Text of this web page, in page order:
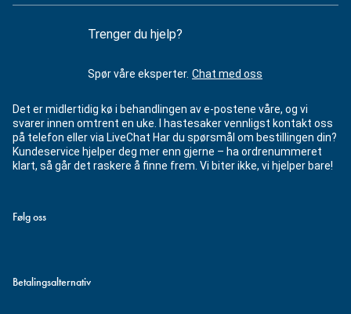
Trenger du hjelp?
Spør våre eksperter. Chat med oss
Det er midlertidig kø i behandlingen av e-postene våre, og vi
svarer innen omtrent en uke. I hastesaker vennligst kontakt oss
på telefon eller via LiveChat Har du spørsmål om bestillingen din?
Kundeservice hjelper deg mer enn gjerne – ha ordrenummeret
klart, så går det raskere å finne frem. Vi biter ikke, vi hjelper bare!
Følg oss
Betalingsalternativ